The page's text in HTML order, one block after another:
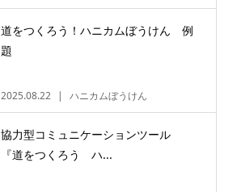
道をつくろう！ハニカムぼうけん 例
題
2025.08.22 ハニカムぼうけん
協力型コミュニケーションツール
『道をつくろう ハ...